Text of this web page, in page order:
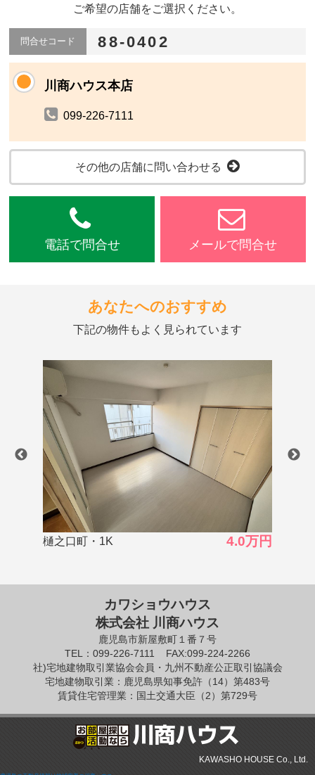
ご希望の店舗をご選択ください。
問合せコード 88-0402
川商ハウス本店
099-226-7111
その他の店舗に問い合わせる
電話で問合せ メールで問合せ
あなたへのおすすめ
下記の物件もよく見られています
4.0万円 照国町・1DK 4.5万円
カワショウハウス
株式会社 川商ハウス
鹿児島市新屋敷町１番７号
TEL：099-226-7111
FAX:099-224-2266
社)宅地建物取引業協会会員・九州不動産公正取引協議会
宅地建物取引業：鹿児島県知事免許（14）第483号
賃貸住宅管理業：国土交通大臣（2）第729号
KAWASHO HOUSE Co., Ltd.